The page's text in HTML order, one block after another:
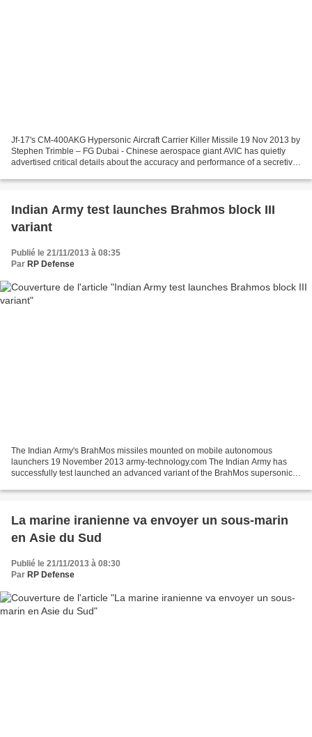
Jf-17's CM-400AKG Hypersonic Aircraft Carrier Killer Missile 19 Nov 2013 by
Stephen Trimble – FG Dubai - Chinese aerospace giant AVIC has quietly
advertised critical details about the accuracy and performance of a secretive
Indian Army test launches Brahmos block III
variant
Publié le 21/11/2013 à 08:35
Par RP Defense
The Indian Army's BrahMos missiles mounted on mobile autonomous
launchers 19 November 2013 army-technology.com The Indian Army has
successfully test launched an advanced variant of the BrahMos supersonic
La marine iranienne va envoyer un sous-marin
en Asie du Sud
Publié le 21/11/2013 à 08:30
Par RP Defense